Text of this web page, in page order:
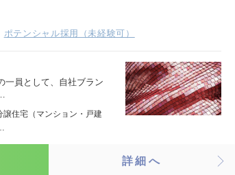
ポテンシャル採用（未経験可）
一員として、自社ブラン
住宅（マンション・戸建
詳細へ